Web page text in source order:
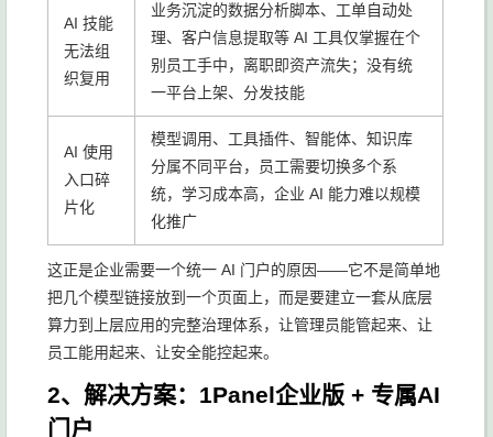
AI 技能
无法组
织复用
业务沉淀的数据分析脚本、工单自动处
理、客户信息提取等 AI 工具仅掌握在个
别员工手中，离职即资产流失；没有统
一平台上架、分发技能
AI 使用
入口碎
片化
模型调用、工具插件、智能体、知识库
分属不同平台，员工需要切换多个系
统，学习成本高，企业 AI 能力难以规模
化推广
这正是企业需要一个统一 AI 门户的原因——它不是简单地
把几个模型链接放到一个页面上，而是要建立一套从底层
算力到上层应用的完整治理体系，让管理员能管起来、让
员工能用起来、让安全能控起来。
2、解决方案：1Panel企业版 + 专属AI
门户